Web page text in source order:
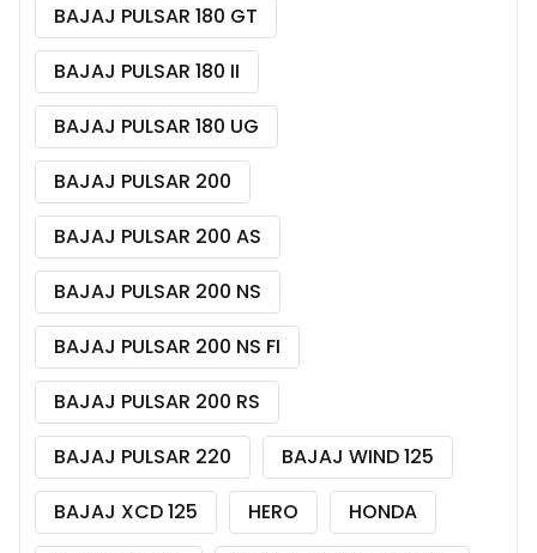
BAJAJ PULSAR 180 GT
BAJAJ PULSAR 180 II
BAJAJ PULSAR 180 UG
BAJAJ PULSAR 200
BAJAJ PULSAR 200 AS
BAJAJ PULSAR 200 NS
BAJAJ PULSAR 200 NS FI
BAJAJ PULSAR 200 RS
BAJAJ PULSAR 220
BAJAJ WIND 125
BAJAJ XCD 125
HERO
HONDA